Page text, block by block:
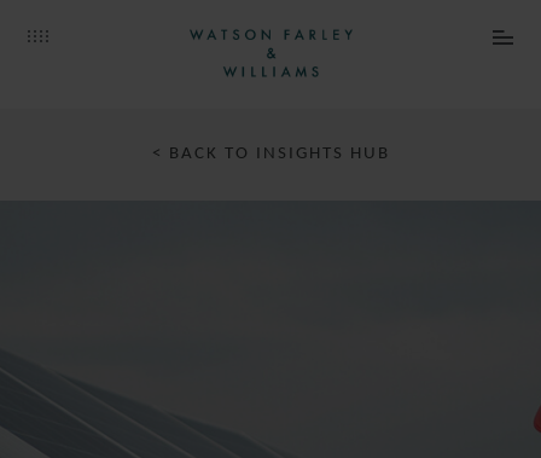
< BACK TO INSIGHTS HUB